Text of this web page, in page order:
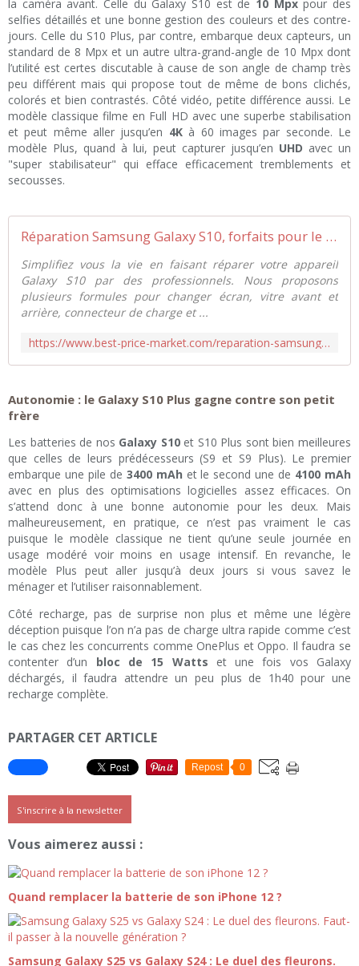
la caméra avant. Celle du Galaxy S10 est de 10 Mpxpour des
selfies détaillés et une bonne gestion des couleurs et des contre-
jours. Celle du S10 Plus, par contre, embarque deux capteurs, un
standard de 8 Mpx et un autre ultra-grand-angle de 10 Mpx dont
l’utilité est certes discutable à cause de son angle de champ très
peu différent mais qui propose tout de même de bons clichés,
colorés et bien contrastés. Côté vidéo, petite différence aussi. Le
modèle classique filme en Full HD avec une superbe stabilisation
et peut même aller jusqu’en 4Kà 60 images par seconde. Le
modèle Plus, quand à lui, peut capturer jusqu’en UHD avec un
"super stabilisateur" qui efface efficacement tremblements et
secousses.
Réparation Samsung Galaxy S10, forfaits pour le remplacement de pièces
Simplifiez vous la vie en faisant réparer votre appareil
Galaxy S10 par des professionnels. Nous proposons
plusieurs formules pour changer écran, vitre avant et
arrière, connecteur de charge et ...
https://www.best-price-market.com/reparation-samsung-galaxy-s10
Autonomie : le Galaxy S10 Plus gagne contre son petit
frère
Les batteries de nos Galaxy S10et S10 Plus sont bien meilleures
que celles de leurs prédécesseurs (S9 et S9 Plus). Le premier
embarque une pile de 3400 mAh et le second une de 4100 mAh
avec en plus des optimisations logicielles assez efficaces. On
s’attend donc à une bonne autonomie pour les deux. Mais
malheureusement, en pratique, ce n’est pas vraiment le cas
puisque le modèle classique ne tient qu’une seule journée en
usage modéré voir moins en usage intensif. En revanche, le
modèle Plus peut aller jusqu’à deux jours si vous savez le
ménager et l’utiliser raisonnablement.
Côté recharge, pas de surprise non plus et même une légère
déception puisque l’on n’a pas de charge ultra rapide comme c’est
le cas chez les concurrents comme OnePlus et Oppo. Il faudra se
contenter d’un bloc de 15 Watts et une fois vos Galaxy
déchargés, il faudra attendre un peu plus de 1h40 pour une
recharge complète.
PARTAGER CET ARTICLE
Repost 0
S'inscrire à la newsletter
Vous aimerez aussi :
Quand remplacer la batterie de son iPhone 12 ?
Samsung Galaxy S25 vs Galaxy S24 : Le duel des fleurons.